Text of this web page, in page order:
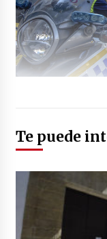
Te puede